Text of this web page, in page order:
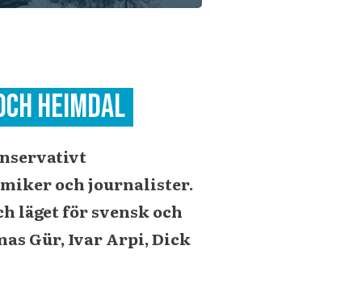
Heimdal
och journalister.
läget för svensk och
Gür, Ivar Arpi, Dick